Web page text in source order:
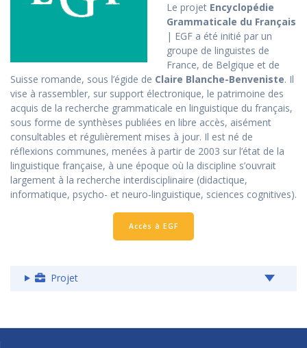
Le projet Encyclopédie
Grammaticale du Français
| EGF a été initié par un
groupe de linguistes de
France, de Belgique et de
Suisse romande, sous l’égide de Claire Blanche-Benveniste. Il
vise à rassembler, sur support électronique, le patrimoine des
acquis de la recherche grammaticale en linguistique du français,
sous forme de synthèses publiées en libre accès, aisément
consultables et régulièrement mises à jour. Il est né de
réflexions communes, menées à partir de 2003 sur l’état de la
linguistique française, à une époque où la discipline s’ouvrait
largement à la recherche interdisciplinaire (didactique,
informatique, psycho- et neuro-linguistique, sciences cognitives).
Accès à EGF
Projet